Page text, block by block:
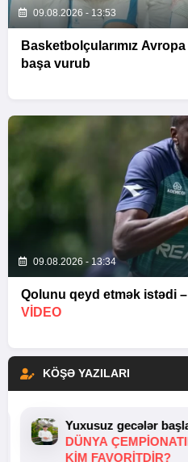
09.08.2026 - 13:53
Basketbolçularımız
başa vurub
09.08.2026 - 13:34
Qolunu qeyd etmək istədi –
VİDEO
KÖŞƏ YAZILARI
Yuxusuz gecələr
DÜNYA
KIM FAVORITDIR?